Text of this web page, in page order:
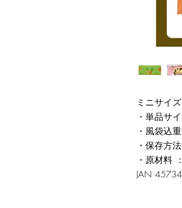
ミニサイ
・単品サ
・風袋込
・保存方
・原材料
JAN